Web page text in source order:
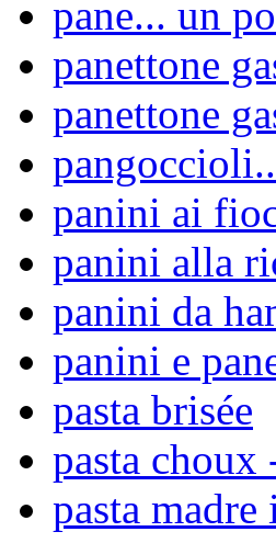
pane... un
panettone
panettone
panini ai
panini alla
panini da
panini e
pasta brisée
pasta choux
pasta madre